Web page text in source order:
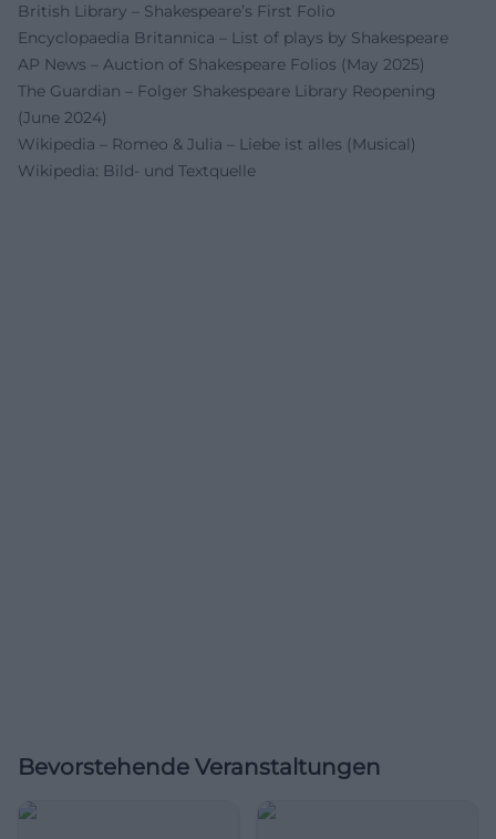
British Library – Shakespeare’s First Folio
Encyclopaedia Britannica – List of plays by Shakespeare
AP News – Auction of Shakespeare Folios (May 2025)
The Guardian – Folger Shakespeare Library Reopening
(June 2024)
Wikipedia – Romeo & Julia – Liebe ist alles (Musical)
Wikipedia: Bild- und Textquelle
Bevorstehende Veranstaltungen